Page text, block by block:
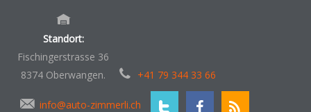
Standort:
Fischingerstrasse 36
8374 Oberwangen.
+41 79 344 33 66
info@auto-zimmerli.ch